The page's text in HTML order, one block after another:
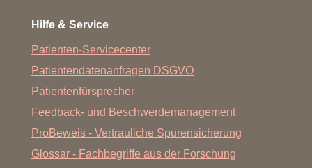
Hilfe & Service
Patienten-Servicecenter
Patientendatenanfragen DSGVO
Patientenfürsprecher
Feedback- und Beschwerdemanagement
ProBeweis - Vertrauliche Spurensicherung
Glossar - Fachbegriffe aus der Forschung